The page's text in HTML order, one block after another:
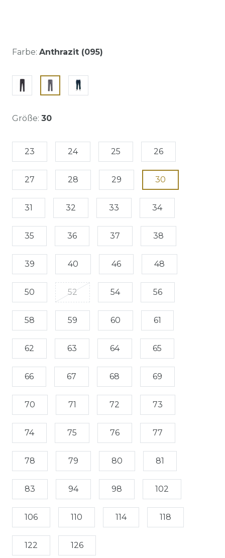
Farbe: Anthrazit (095)
Größe: 30
23 24 25 26
27 28 29 30
31 32 33 34
35 36 37 38
39 40 46 48
50 52 54 56
58 59 60 61
62 63 64 65
66 67 68 69
70 71 72 73
74 75 76 77
78 79 80 81
83 94 98 102
106 110 114 118
122 126